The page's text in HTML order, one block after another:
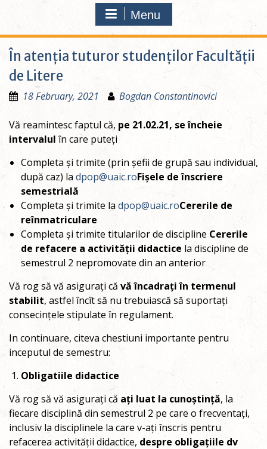
Menu
În atenția tuturor studenților Facultății
de Litere
18 February, 2021 Bogdan Constantinovici
Vă reamintesc faptul că, pe 21.02.21, se încheie
intervalul în care puteți
Completa și trimite (prin șefii de grupă sau individual,
după caz) ladpop@uaic.roFișele de înscriere
semestrială
Completa și trimite ladpop@uaic.roCererile de
reînmatriculare
Completa și trimite titularilor de discipline Cererile
de refacere a activității didactice la discipline de
semestrul 2 nepromovate din an anterior
Vă rog să vă asigurați că vă încadrați în termenul
stabilit, astfel încît să nu trebuiască să suportați
consecințele stipulate în regulament.
In continuare, citeva chestiuni importante pentru
inceputul de semestru:
Obligatiile didactice
Vă rog să vă asigurați că ați luat la cunoștință, la
fiecare disciplină din semestrul 2 pe care o frecventați,
inclusiv la disciplinele la care v-ați înscris pentru
refacerea activității didactice, despre obligațiile dv